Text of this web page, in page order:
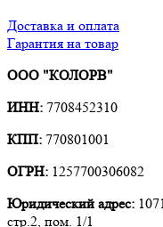
Доставка и оплата
Гарантия на товар
ООО "КОЛОРВ"
ИНН: 7708452310
КПП: 770801001
ОГРН: 1257700306082
Юридический адрес:
стр.2, пом. 1/1